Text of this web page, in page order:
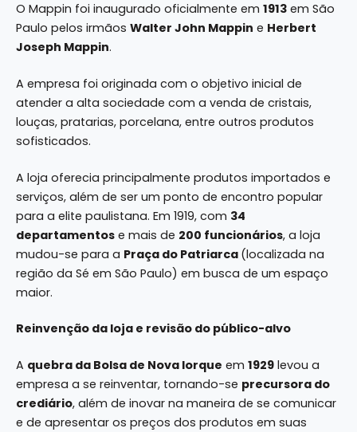
O Mappin foi inaugurado oficialmente em 1913 em São
Paulo pelos irmãos Walter John Mappin e Herbert
Joseph Mappin.
A empresa foi originada com o objetivo inicial de
atender a alta sociedade com a venda de cristais,
louças, pratarias, porcelana, entre outros produtos
sofisticados.
A loja oferecia principalmente produtos importados e
serviços, além de ser um ponto de encontro popular
para a elite paulistana. Em 1919, com 34
departamentos e mais de 200 funcionários, a loja
mudou-se para a Praça do Patriarca (localizada na
região da Sé em São Paulo) em busca de um espaço
maior.
Reinvenção da loja e revisão do público-alvo
A quebra da Bolsa de Nova Iorque em 1929 levou a
empresa a se reinventar, tornando-se precursora do
crediário, além de inovar na maneira de se comunicar
e de apresentar os preços dos produtos em suas